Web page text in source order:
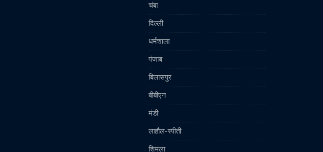
चंबा
दिल्ली
धर्मशाला
पंजाब
बिलासपुर
बीबीएन
मंडी
लाहौल-स्पीती
शिमला